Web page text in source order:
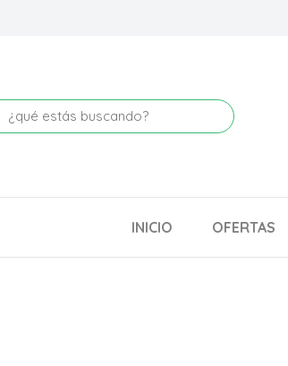
Buscar
INICIO OFERTAS